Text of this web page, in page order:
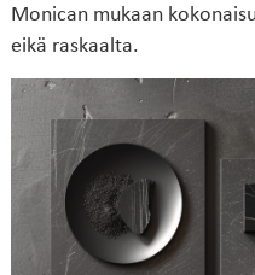
Monican mukaan
eikä raskaalta.